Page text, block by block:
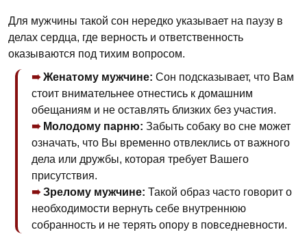
Для мужчины такой сон нередко указывает на паузу в
делах сердца, где верность и ответственность
оказываются под тихим вопросом.
Женатому мужчине: Сон подсказывает, что Вам
стоит внимательнее отнестись к домашним
обещаниям и не оставлять близких без участия.
Молодому парню: Забыть собаку во сне может
означать, что Вы временно отвлеклись от важного
дела или дружбы, которая требует Вашего
присутствия.
Зрелому мужчине: Такой образ часто говорит о
необходимости вернуть себе внутреннюю
собранность и не терять опору в повседневности.